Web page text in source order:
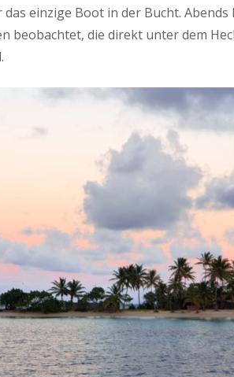
einzige Boot in der Bucht.
beobachtet, die direkt unter dem